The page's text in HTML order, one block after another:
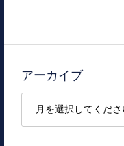
アーカイブ